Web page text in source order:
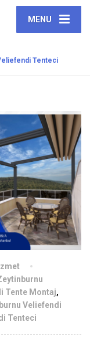
MENU
Tenteci
Tente Montaj,
Veliefendi
Tenteci